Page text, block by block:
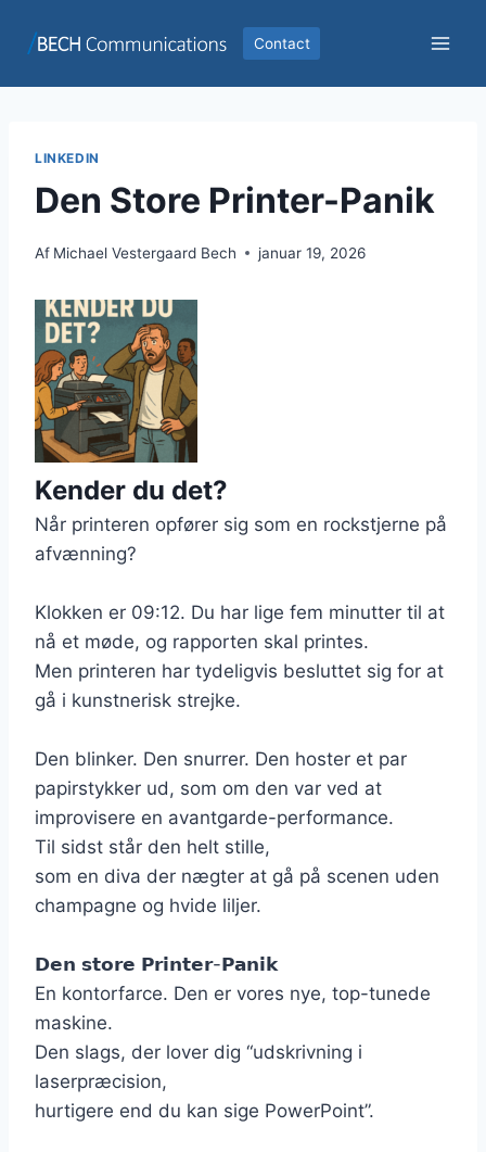
Contact
LINKEDIN
Den Store Printer-Panik
Af Michael Vestergaard Bech januar 19, 2026
Kender du det?
Når printeren opfører sig som en rockstjerne på
afvænning?
Klokken er 09:12. Du har lige fem minutter til at
nå et møde, og rapporten skal printes.
Men printeren har tydeligvis besluttet sig for at
gå i kunstnerisk strejke.
Den blinker. Den snurrer. Den hoster et par
papirstykker ud, som om den var ved at
improvisere en avantgarde-performance.
Til sidst står den helt stille,
som en diva der nægter at gå på scenen uden
champagne og hvide liljer.
𝗗𝗲𝗻 𝘀𝘁𝗼𝗿𝗲 𝗣𝗿𝗶𝗻𝘁𝗲𝗿-𝗣𝗮𝗻𝗶𝗸
En kontorfarce. Den er vores nye, top-tunede
maskine.
Den slags, der lover dig “udskrivning i
laserpræcision,
hurtigere end du kan sige PowerPoint”.